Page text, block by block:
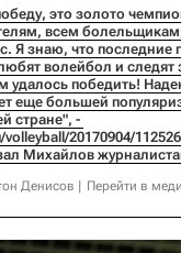
это золото
всем
Я знаю, что последние
волейбол и следят
удалось победить!
еще большей
20170904/
Михайлов
Денисов Перейти в